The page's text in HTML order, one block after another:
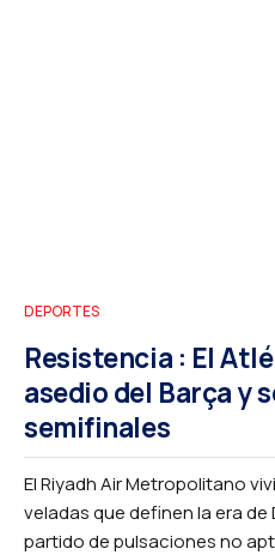
DEPORTES
Resistencia : El
asedio del Barça y
semifinales
El Riyadh Air Metropolitano
veladas que definen la era de
partido de pulsaciones no